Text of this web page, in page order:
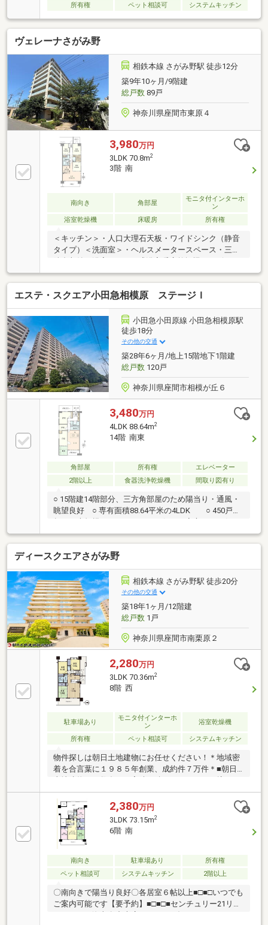
所有権 ペット相談可 システムキッチン
ヴェレーナさがみ野
相鉄本線 さがみ野駅 徒歩12分
築9年10ヶ月/9階建
総戸数89戸
神奈川県座間市東原４
3,980万円
3LDK 70.8m2
3階 南
南向き 角部屋
モニタ付インターホ
ン
浴室乾燥機
床暖房 所有権
＜キッチン＞・人口大理石天板・ワイドシンク（静音
タイプ）＜洗面室＞・ヘルスメータースペース・三面
グ・ダイニング＞・TES温水式床暖房（LD部）・複層
ガラス・二重サッシ（北側洋室6.0帖、洋室5.0帖）・
二重天井・ウォークインクロゼット（洋室6.0帖）・両
面バルコニー＜マンション内の共用設備＞・オートロ
ック・防犯カメラ・24時間オンラインセキュリティ・
ペット足洗い場
エステ・スクエア小田急相模原 ステージＩ
小田急小田原線 小田急相模原駅
徒歩18分
その他の交通
築28年6ヶ月/地上15階地下1階建
総戸数120戸
神奈川県座間市相模が丘６
3,480万円
4LDK 88.64m2
14階 南東
角部屋 所有権
エレベーター
2階以上
食器洗浄乾燥機 間取り図有り
○ 15階建14階部分、三方角部屋のため陽当り・通風・
眺望良好 ○ 専有面積88.64平米の4LDK ○ 450戸を
いただけます ○ ペット飼育可（飼育細則有）□■□■□
資金のご相談もお任せください□■□■□資金計画での疑
問や不安がございましたらお気軽にご相談ください！
□■□■□お問い合わせ先□■□■□野村の仲介プラス 町田
営業部TEL： 0120-936-543
ディースクエアさがみ野
相鉄本線 さがみ野駅 徒歩20分
その他の交通
築18年1ヶ月/12階建
総戸数1戸
神奈川県座間市南栗原２
2,280万円
3LDK 70.36m2
8階 西
駐車場あり
モニタ付インターホ
ン
浴室乾燥機
所有権 ペット相談可 システムキッチン
物件探しは朝日土地建物にお任せください！＊地域密
着を合言葉に１９８５年創業、成約件７万件＊■朝日
「情報量」がございます。■朝日土地建物は数多くの
経験をする事ができ、様々なご提案やアドバイスが出
来ます。■朝日土地建物には「地元に精通」した営業
スタッフが在籍しています。◇色々見たけど良い物件
がないなぁ◇頭金がないけど家は買えるのかなぁ◇転
職したばかりでローンが組めるのかなぁお客様の「期
待」に応えるスタッフが丁寧にご説明致します。朝日
地建物大和支店（フリーダイヤル）０１２０７２０７
2,380万円
3LDK 73.15m2
6階 南
南向き 駐車場あり
所有権
ペット相談可
システムキッチン 2階以上
〇南向きで陽当り良好〇各居室６帖以上■□■□いつでも
ご案内可能です【要予約】■□■□■センチュリー21リレ